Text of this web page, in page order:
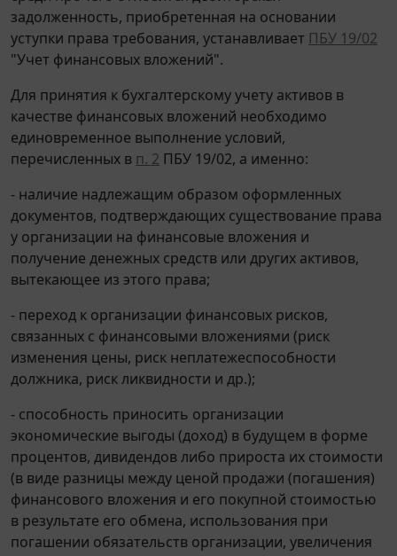
задолженность, приобретенная на основании
уступки права требования, устанавливает ПБУ 19/02
"Учет финансовых вложений".
Для принятия к бухгалтерскому учету активов в
качестве финансовых вложений необходимо
единовременное выполнение условий,
перечисленных в п. 2 ПБУ 19/02, а именно:
- наличие надлежащим образом оформленных
документов, подтверждающих существование права
у организации на финансовые вложения и
получение денежных средств или других активов,
вытекающее из этого права;
- переход к организации финансовых рисков,
связанных с финансовыми вложениями (риск
изменения цены, риск неплатежеспособности
должника, риск ликвидности и др.);
- способность приносить организации
экономические выгоды (доход) в будущем в форме
процентов, дивидендов либо прироста их стоимости
(в виде разницы между ценой продажи (погашения)
финансового вложения и его покупной стоимостью
в результате его обмена, использования при
погашении обязательств организации, увеличения